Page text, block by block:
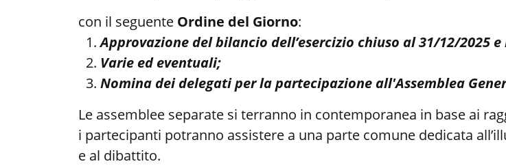
con il seguente Ordine del Giorno:
Approvazione del bilancio dell’esercizio chiuso al 31/12/2025
Varie ed eventuali;
Nomina dei delegati per la partecipazione all'Assemblea
Le assemblee separate si terranno in contemporanea in base ai
i partecipanti potranno assistere a una parte comune dedicata
e al dibattito.